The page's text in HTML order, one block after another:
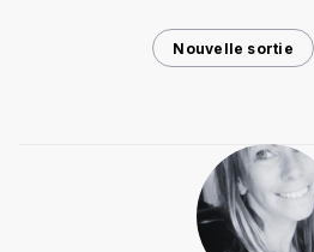
Nouvelle sortie